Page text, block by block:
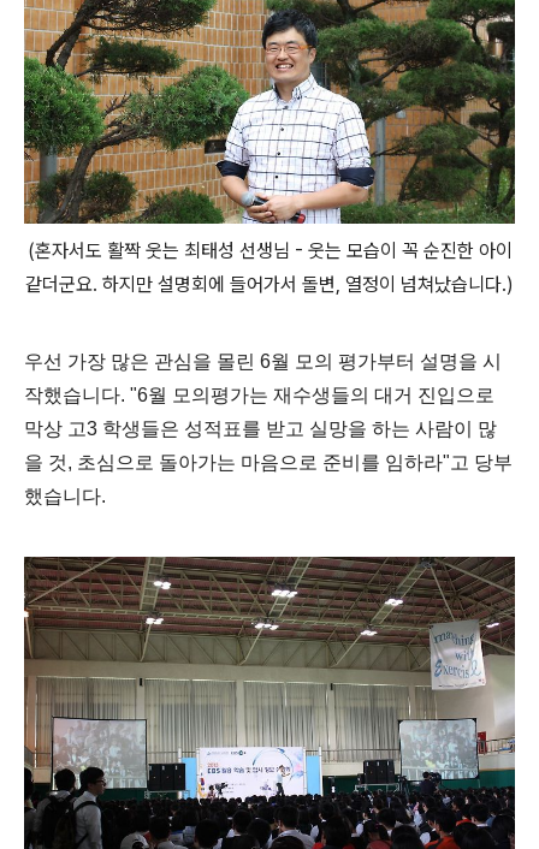
(혼자서도 활짝 웃는 최태성 선생님 - 웃는 모습이 꼭 순진한 아이
같더군요. 하지만 설명회에 들어가서 돌변, 열정이 넘쳐났습니다.)
우선 가장 많은 관심을 몰린 6월 모의 평가부터 설명을 시
작했습니다. "6월 모의평가는 재수생들의 대거 진입으로
막상 고3 학생들은 성적표를 받고 실망을 하는 사람이 많
을 것, 초심으로 돌아가는 마음으로 준비를 임하라"고 당부
했습니다.